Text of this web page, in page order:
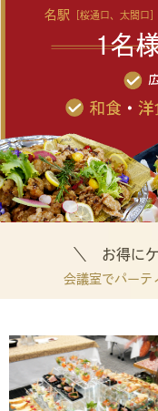
名駅 ［桜通口、太閤口］
1名
＼ お得に
会議室でパーテ